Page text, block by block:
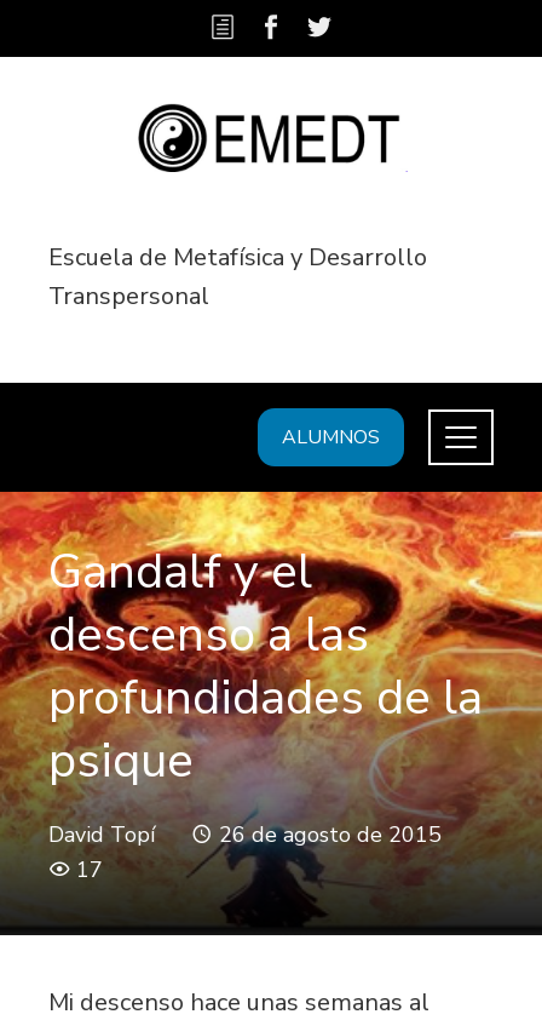
Escuela de Metafísica y Desarrollo
Transpersonal
ALUMNOS
Gandalf y el
descenso a las
profundidades de la
psique
David Topí
26 de agosto de 2015
17
Mi descenso hace unas semanas al